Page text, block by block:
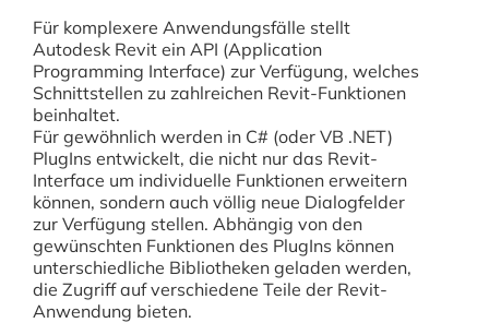
Für komplexere Anwendungsfälle stellt
Autodesk Revit ein API (Application
Programming Interface) zur Verfügung, welches
Schnittstellen zu zahlreichen Revit-Funktionen
beinhaltet.
Für gewöhnlich werden in C# (oder VB .NET)
PlugIns entwickelt, die nicht nur das Revit-
Interface um individuelle Funktionen erweitern
können, sondern auch völlig neue Dialogfelder
zur Verfügung stellen. Abhängig von den
gewünschten Funktionen des PlugIns können
unterschiedliche Bibliotheken geladen werden,
die Zugriff auf verschiedene Teile der Revit-
Anwendung bieten.